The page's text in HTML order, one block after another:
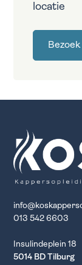
locatie
013 542 6603
Insulindeplein 18
5014 BD Tilburg